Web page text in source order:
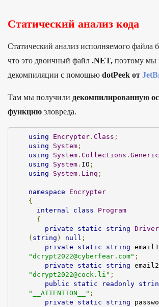
Статический анализ кода
Статический анализ исполняемого файла
что это двоичный файл .NET, поэтому мы
декомпиляции с помощью dotPeek от
Там мы получили декомпилированную
функцию зловреда.
using Encrypter . Class ;
using
System ;
using
System . Collections . Generic
using
System . IO ;
using
System . Linq ;
namespace
Encrypter
{
internal
class
Program
{
private
static string
( string ) null ;
private
static string email1
"dcrypt2022@cyberfear.com" ;
private
static string email2
"dcrypt2022@cock.li" ;
public
static readonly
"__ATTENTION__" ;
private
static string